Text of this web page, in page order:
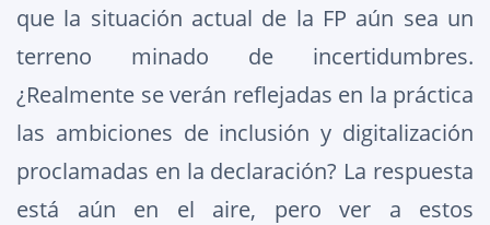
que la situación actual de la FP aún sea un
terreno minado de incertidumbres.
¿Realmente se verán reflejadas en la práctica
las ambiciones de inclusión y digitalización
proclamadas en la declaración? La respuesta
está aún en el aire, pero ver a estos